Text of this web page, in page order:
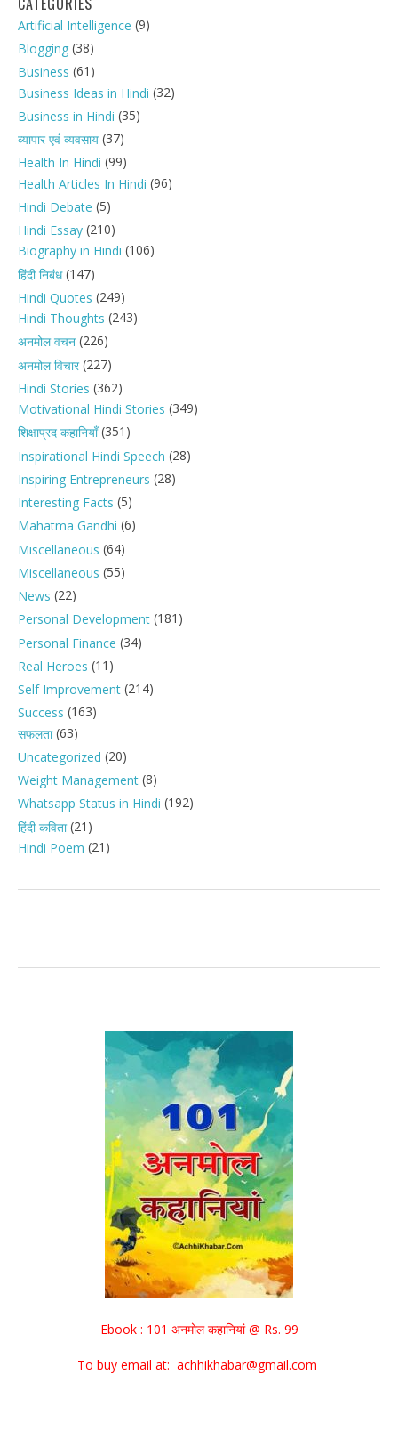
Artificial Intelligence (9)
Blogging (38)
Business (61)
Business Ideas in Hindi (32)
Business in Hindi (35)
व्यापार एवं व्यवसाय (37)
Health In Hindi (99)
Health Articles In Hindi (96)
Hindi Debate (5)
Hindi Essay (210)
Biography in Hindi (106)
हिंदी निबंध(147)
Hindi Quotes (249)
Hindi Thoughts (243)
अनमोल वचन (226)
अनमोल विचार(227)
Hindi Stories (362)
Motivational Hindi Stories (349)
शिक्षाप्रद कहानियाँ(351)
Inspirational Hindi Speech (28)
Inspiring Entrepreneurs (28)
Interesting Facts (5)
Mahatma Gandhi (6)
Miscellaneous (64)
Miscellaneous (55)
News (22)
Personal Development (181)
Personal Finance (34)
Real Heroes (11)
Self Improvement (214)
Success (163)
सफलता(63)
Uncategorized (20)
Weight Management (8)
Whatsapp Status in Hindi (192)
हिंदी कविता(21)
Hindi Poem (21)
Ebook : 101 अनमोल कहानियां @ Rs. 99
To buy email at: achhikhabar@gmail.com